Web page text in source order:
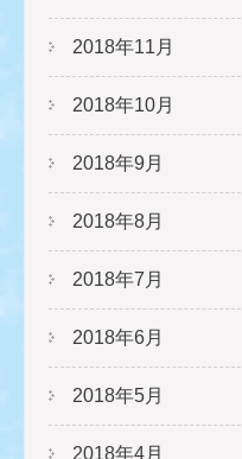
2018年11月
2018年10月
2018年9月
2018年8月
2018年7月
2018年6月
2018年5月
2018年4月